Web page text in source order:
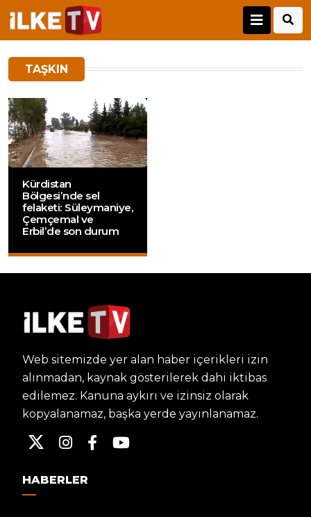
TAŞKIN
Kürdistan
Bölgesi’nde sel
felaketi: Süleymaniye,
Çemçemal ve
Erbil’de son durum
Web sitemizde yer alan haber içerikleri izin
alınmadan, kaynak gösterilerek dahi iktibas
edilemez. Kanuna aykırı ve izinsiz olarak
kopyalanamaz, başka yerde yayınlanamaz.
HABERLER